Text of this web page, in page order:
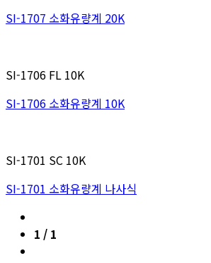
SI-1707 소화유량계 20K
SI-1706 FL 10K
SI-1706 소화유량계 10K
SI-1701 SC 10K
SI-1701 소화유량계 나사식
1 / 1